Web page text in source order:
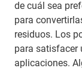
de cuál sea
para
residuos. Los
para satisfacer
aplicaciones.